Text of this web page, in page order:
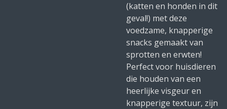
(katten en honden in dit
geval!) met deze
voedzame, knapperige
snacks gemaakt van
sprotten en erwten!
Perfect voor huisdieren
die houden van een
heerlijke visgeur en
knapperige textuur, zijn